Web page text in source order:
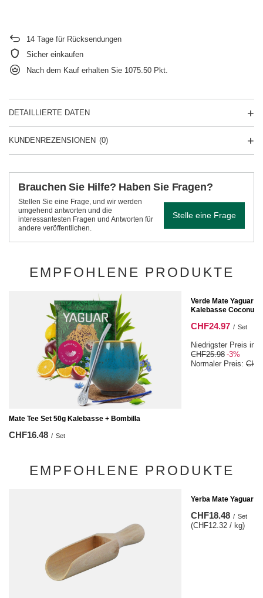
14 Tage für Rücksendungen
Sicher einkaufen
Nach dem Kauf erhalten Sie 1075.50 Pkt.
DETAILLIERTE DATEN
KUNDENREZENSIONEN (0)
Brauchen Sie Hilfe? Haben Sie Fragen?
Stellen Sie eine Frage, und wir werden
umgehend antworten und die
interessantesten Fragen und Antworten für
andere veröffentlichen.
Stelle eine Frage
EMPFOHLENE PRODUKTE
Mate Tee Set 50g Kalebasse + Bombilla
CHF16.48 / Set
Verde Mate Yaguar
Kalebasse Coconut
CHF24.97 / Set
Niedrigster Preis in
CHF25.98 -3%
Normaler Preis:
EMPFOHLENE PRODUKTE
Yerba Mate Yaguar
CHF18.48 / Set
(CHF12.32 / kg)